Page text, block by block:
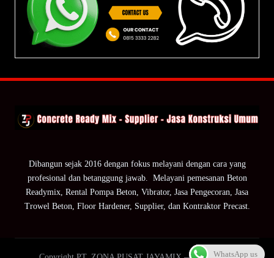
Dibangun sejak 2016 dengan fokus melayani dengan cara yang
profesional dan betanggung jawab. Melayani pemesanan Beton
Readymix, Rental Pompa Beton, Vibrator, Jasa Pengecoran, Jasa
Trowel Beton, Floor Hardener, Supplier, dan Kontraktor Precast.
WhatsApp us